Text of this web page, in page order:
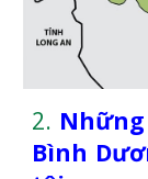
2.
Bình